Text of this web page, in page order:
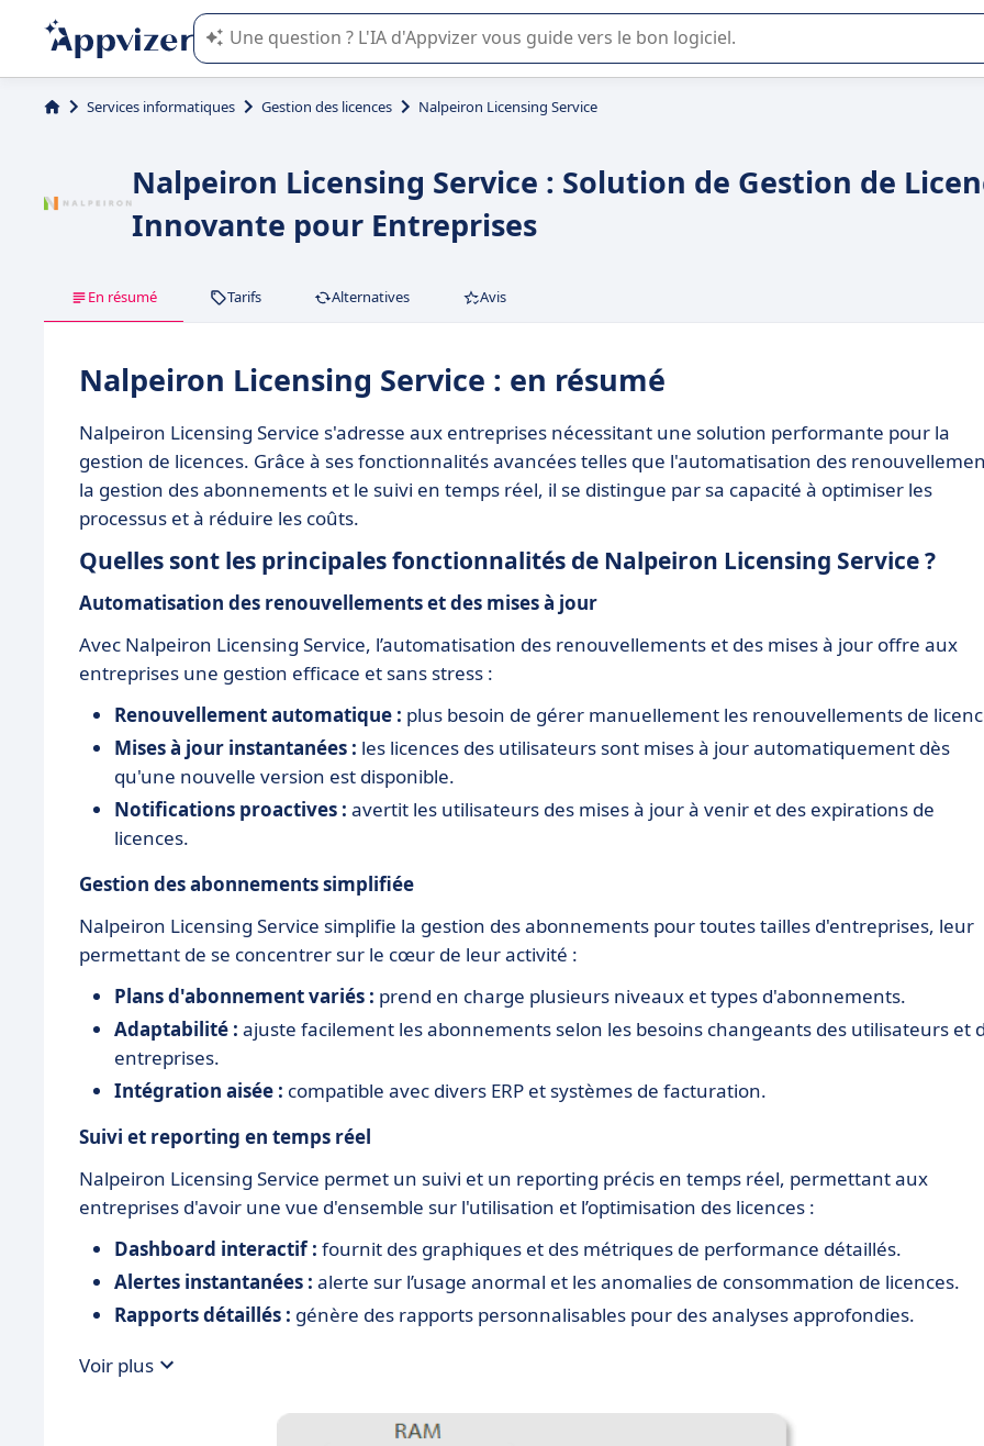
L'IA de Appvizer vous guide dans l'utilisation ou la sélection de logiciel SaaS en entreprise.
Services informatiques Gestion des licences Nalpeiron Licensing Service
Nalpeiron Licensing Service : Solution de Gestion de
Innovante pour Entreprises
En résumé Tarifs Alternatives Avis
Nalpeiron Licensing Service : en résumé
Nalpeiron Licensing Service s'adresse aux entreprises nécessitant une solution performante pour la
gestion de licences. Grâce à ses fonctionnalités avancées telles que l'automatisation des
la gestion des abonnements et le suivi en temps réel, il se distingue par sa capacité à optimiser les
processus et à réduire les coûts.
Quelles sont les principales fonctionnalités de Nalpeiron Licensing Service ?
Automatisation des renouvellements et des mises à jour
Avec Nalpeiron Licensing Service, l’automatisation des renouvellements et des mises à jour offre aux
entreprises une gestion efficace et sans stress :
Renouvellement automatique : plus besoin de gérer manuellement les renouvellements de
Mises à jour instantanées : les licences des utilisateurs sont mises à jour automatiquement dès
qu'une nouvelle version est disponible.
Notifications proactives : avertit les utilisateurs des mises à jour à venir et des expirations de
licences.
Gestion des abonnements simplifiée
Nalpeiron Licensing Service simplifie la gestion des abonnements pour toutes tailles d'entreprises, leur
permettant de se concentrer sur le cœur de leur activité :
Plans d'abonnement variés : prend en charge plusieurs niveaux et types d'abonnements.
Adaptabilité : ajuste facilement les abonnements selon les besoins changeants des utilisateurs et
entreprises.
Intégration aisée : compatible avec divers ERP et systèmes de facturation.
Suivi et reporting en temps réel
Nalpeiron Licensing Service permet un suivi et un reporting précis en temps réel, permettant aux
entreprises d'avoir une vue d'ensemble sur l'utilisation et l’optimisation des licences :
Dashboard interactif : fournit des graphiques et des métriques de performance détaillés.
Alertes instantanées : alerte sur l’usage anormal et les anomalies de consommation de licences.
Rapports détaillés : génère des rapports personnalisables pour des analyses approfondies.
Voir plus